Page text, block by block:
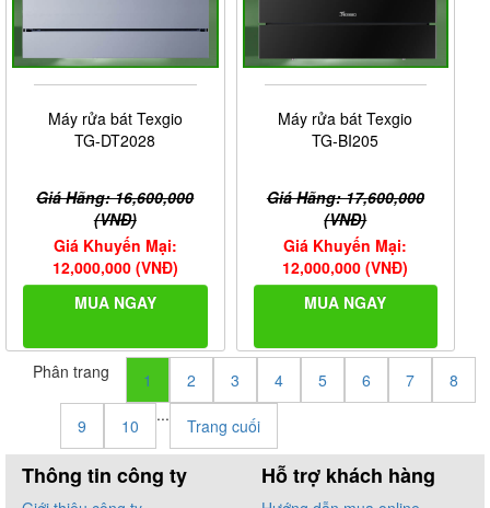
Máy rửa bát Texgio
TG-DT2028
Giá Hãng: 16,600,000
(VNĐ)
Giá Khuyến Mại:
12,000,000 (VNĐ)
MUA NGAY
Máy rửa bát Texgio
TG-BI205
Giá Hãng: 17,600,000
(VNĐ)
Giá Khuyến Mại:
12,000,000 (VNĐ)
MUA NGAY
Phân trang 1 2 3 4 5 6 7 8
9 10
...
Trang cuối
Thông tin công ty Hỗ trợ khách hàng